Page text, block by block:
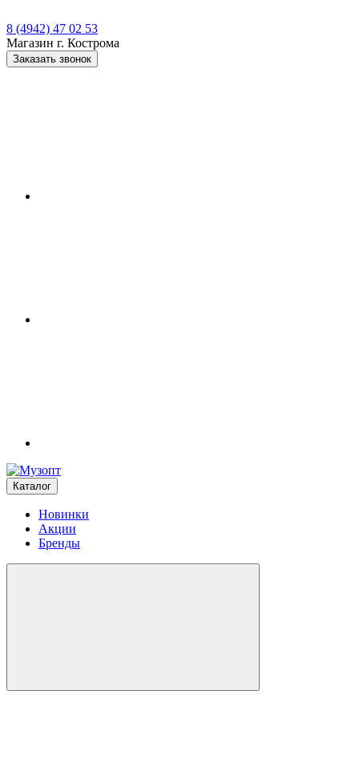
8 (4942) 47 02 53
Магазин г. Кострома
Заказать звонок
Каталог
Новинки
Акции
Бренды